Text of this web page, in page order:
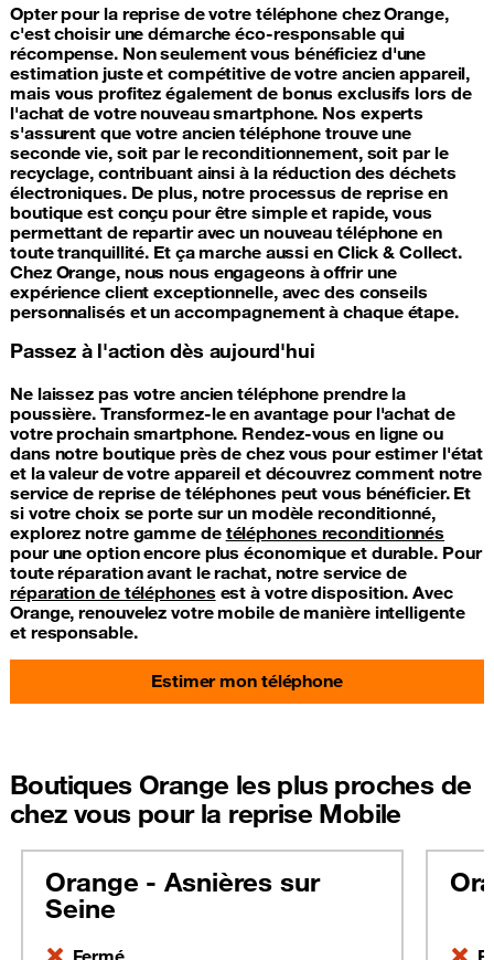
Opter pour la reprise de votre téléphone chez Orange,
c'est choisir une démarche éco-responsable qui
récompense. Non seulement vous bénéficiez d'une
estimation juste et compétitive de votre ancien appareil,
mais vous profitez également de bonus exclusifs lors de
l'achat de votre nouveau smartphone. Nos experts
s'assurent que votre ancien téléphone trouve une
seconde vie, soit par le reconditionnement, soit par le
recyclage, contribuant ainsi à la réduction des déchets
électroniques. De plus, notre processus de reprise en
boutique est conçu pour être simple et rapide, vous
permettant de repartir avec un nouveau téléphone en
toute tranquillité. Et ça marche aussi en Click & Collect.
Chez Orange, nous nous engageons à offrir une
expérience client exceptionnelle, avec des conseils
personnalisés et un accompagnement à chaque étape.
Passez à l'action dès aujourd'hui
Ne laissez pas votre ancien téléphone prendre la
poussière. Transformez-le en avantage pour l'achat de
votre prochain smartphone. Rendez-vous en ligne ou
dans notre boutique près de chez vous pour estimer l'état
et la valeur de votre appareil et découvrez comment notre
service de reprise de téléphones peut vous bénéficier. Et
si votre choix se porte sur un modèle reconditionné,
explorez notre gamme de téléphones reconditionnés
pour une option encore plus économique et durable. Pour
toute réparation avant le rachat, notre service de
réparation de téléphones est à votre disposition. Avec
Orange, renouvelez votre mobile de manière intelligente
et responsable.
Estimer mon téléphone
Boutiques Orange les plus proches de
chez vous pour la reprise Mobile
Orange - Asnières sur
Seine
Fermé